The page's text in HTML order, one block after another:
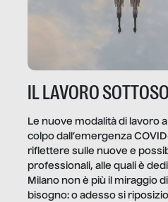
IL LAVORO
Le nuove modalità di lavoro
colpo dall’emergenza
riflettere sulle nuove e
professionali, alle quali è
Milano non è più il miraggio
bisogno: o adesso si